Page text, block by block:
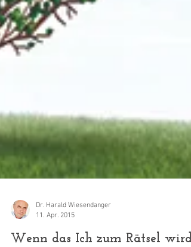
Dr. Harald Wiesendanger
11. Apr. 2015